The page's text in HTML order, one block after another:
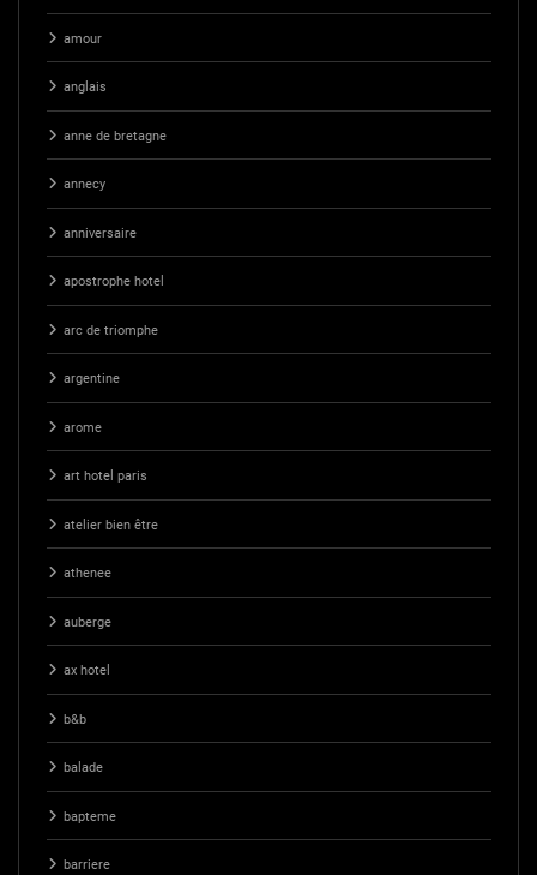
amour
anglais
anne de bretagne
annecy
anniversaire
apostrophe hotel
arc de triomphe
argentine
arome
art hotel paris
atelier bien être
athenee
auberge
ax hotel
b&b
balade
bapteme
barriere